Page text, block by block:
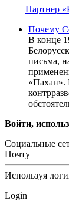
Партнер
Почему
В конце
письма,
«Пахан».
Войти,
Социальные
Почту
Используя
Login